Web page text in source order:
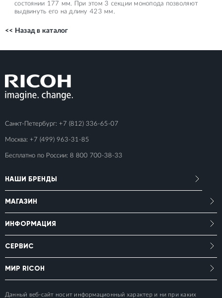
состоянии 177 мм. При этом 3 секции монопода позволяют
выдвинуть его на длину 423 мм.
<< Назад в каталог
Санкт-Петербург: +7 (812) 336-65-07
Москва: +7 (499) 963-31-85
Бесплатно по России: 8 800 700-38-33
НАШИ БРЕНДЫ
МАГАЗИН
ИНФОРМАЦИЯ
СЕРВИС
МИР RICOH
Данный веб-сайт носит информационный характер и ни при каких